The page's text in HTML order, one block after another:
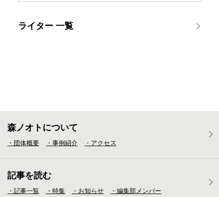
ライター 一覧
森ノオトについて
・団体概要 ・事例紹介 ・アクセス
記事を読む
・記事一覧 ・特集 ・お知らせ ・編集部メンバー